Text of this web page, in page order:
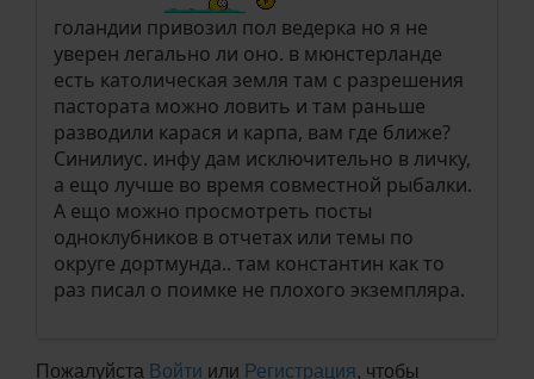
голандии привозил пол ведерка но я не
уверен легально ли оно. в мюнстерланде
есть католическая земля там с разрешения
пастората можно ловить и там раньше
разводили карася и карпа, вам где ближе?
Синилиус. инфу дам исключительно в личку,
а ещо лучше во время совместной рыбалки.
А ещо можно просмотреть посты
одноклубников в отчетах или темы по
округе дортмунда.. там константин как то
раз писал о поимке не плохого экземпляра.
Пожалуйста Войти или Регистрация, чтобы